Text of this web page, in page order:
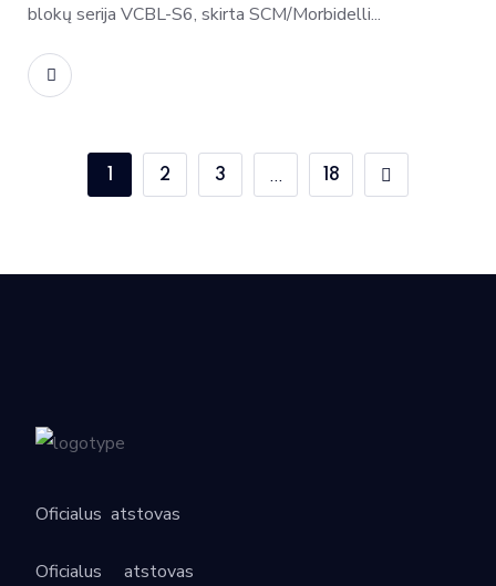
blokų serija VCBL-S6, skirta SCM/Morbidelli...
2 3 … 18
Oficialus atstovas
Oficialus atstovas